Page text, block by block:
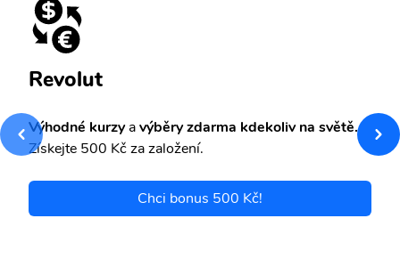
Revolut
Výhodné kurzyavýběry zdarma kdekoliv na světě.
Získejte 500 Kč za založení.
Chci bonus 500 Kč!